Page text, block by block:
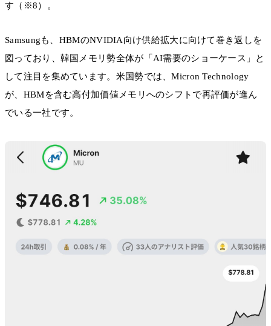
す（※8）。
Samsungも、HBMのNVIDIA向け供給拡大に向けて巻き返しを
図っており、韓国メモリ勢全体が「AI需要のショーケース」と
して注目を集めています。米国勢では、Micron Technology
が、HBMを含む高付加価値メモリへのシフトで再評価が進ん
でいる一社です。